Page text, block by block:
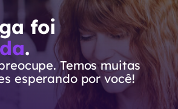
foi
.
Temos muitas
esperando por você!